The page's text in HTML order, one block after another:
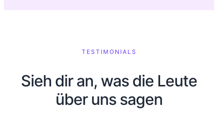
TESTIMONIALS
Sieh dir an, was die Leute
über uns sagen